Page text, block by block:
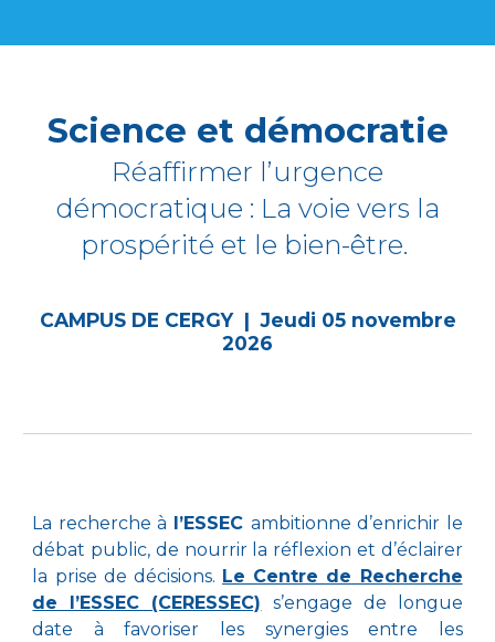
Science et démocratie
Réaffirmer l’urgence
démocratique : La voie vers la
prospérité et le bien-être.
CAMPUS DE CERGY | Jeudi 05 novembre
2026
La recherche à l’ESSEC ambitionne d’enrichir le
débat public, de nourrir la réflexion et d’éclairer
la prise de décisions. Le Centre de Recherche
de l’ESSEC (CERESSEC) s’engage de longue
date à favoriser les synergies entre les